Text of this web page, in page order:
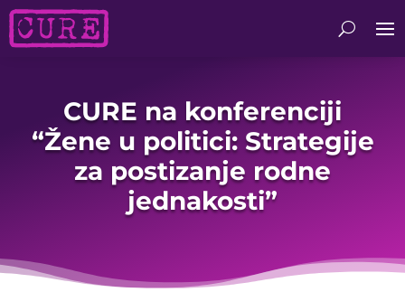
CURE na konferenciji
“Žene u politici: Strategije
za postizanje rodne
jednakosti”